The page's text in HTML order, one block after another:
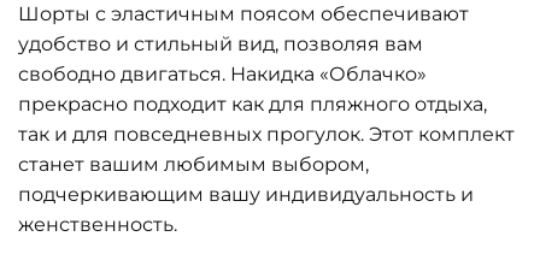
Шорты с эластичным поясом обеспечивают
удобство и стильный вид, позволяя вам
свободно двигаться. Накидка «Облачко»
прекрасно подходит как для пляжного отдыха,
так и для повседневных прогулок. Этот комплект
станет вашим любимым выбором,
подчеркивающим вашу индивидуальность и
женственность.